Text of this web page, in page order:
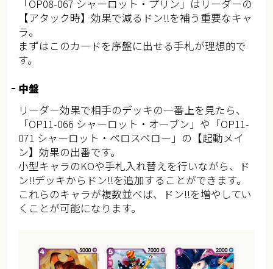
「OP08-067 シャーロット・プリン」はリーダーの
【アタック時】効果で減るドン!!を補う重要なキャ
ラ。
まずはこのカードを序盤に出せる手札が理想的で
す。
中盤
リーダー効果で相手のデッキの一番上を見たら、
「OP11-066 シャーロット・オーブン」や「OP11-
071 シャーロット・ペロスペロー」の【起動メイ
ン】効果の出番です。
小型キャラのKOや手札入れ替えを行いながら、ド
ン!!デッキからドン!!を追加することができます。
これらのキャラが複数並べば、ドン!!を増やしてい
くことが可能になります。